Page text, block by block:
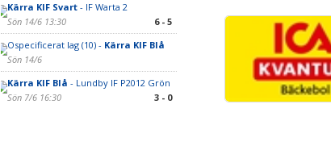
Kärra KIF Svart- IF Warta 2
Sön 14/6 13:30
6 - 5
Ospecificerat lag (10) - Kärra KIF Blå
Sön 14/6
Kärra KIF Blå - Lundby IF P2012 Grön
Sön 7/6 16:30
3 - 0